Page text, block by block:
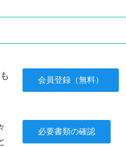
会員登録（無料）
必要書類の確認